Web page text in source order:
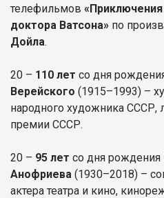
телефильмов
доктора Ватсона» по
Дойла.
20 – 110 лет со дня
Верейского (1915–1993) –
народного художника СССР,
премии СССР.
20 – 95 лет со дня рождения
Анофриева (1930–2018) –
актера театра и кино,